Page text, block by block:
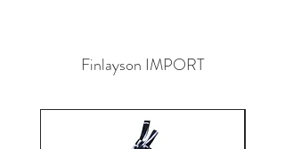
Finlayson IMPORT